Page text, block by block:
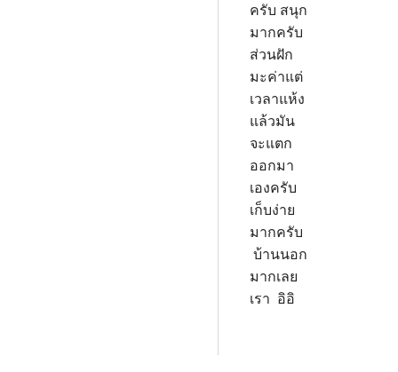
ครับ สนุก
มากครับ
ส่วนฝัก
มะค่าแต่
เวลาแห้ง
แล้วมัน
จะแตก
ออกมา
เองครับ
เก็บง่าย
มากครับ
บ้านนอก
มากเลย
เรา อิอิ